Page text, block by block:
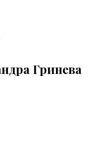
Гринева